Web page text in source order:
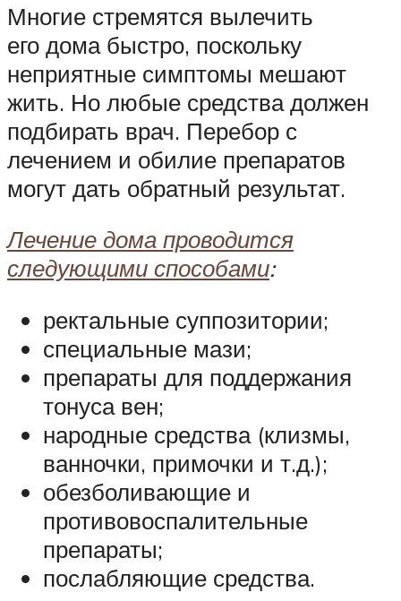
Многие стремятся вылечить
его дома быстро, поскольку
неприятные симптомы мешают
жить. Но любые средства должен
подбирать врач. Перебор с
лечением и обилие препаратов
могут дать обратный результат.
Лечение дома проводится
следующими способами:
ректальные суппозитории;
специальные мази;
препараты для поддержания
тонуса вен;
народные средства (клизмы,
ванночки, примочки и т.д.);
обезболивающие и
противовоспалительные
препараты;
послабляющие средства.